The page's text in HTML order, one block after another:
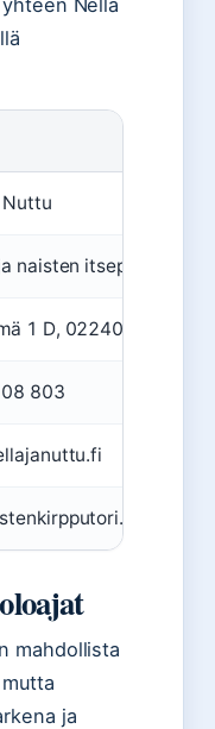
Nella
Nuttu
naisten
1 D, 02240 Espoo
803
mahdollista
ja